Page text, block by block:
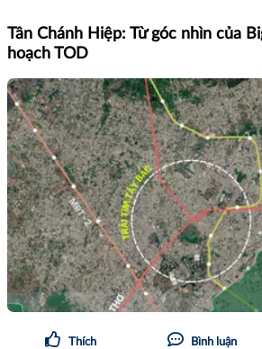
Tân Chánh Hiệp: Từ góc nhìn của
hoạch TOD
Thích Bình luận